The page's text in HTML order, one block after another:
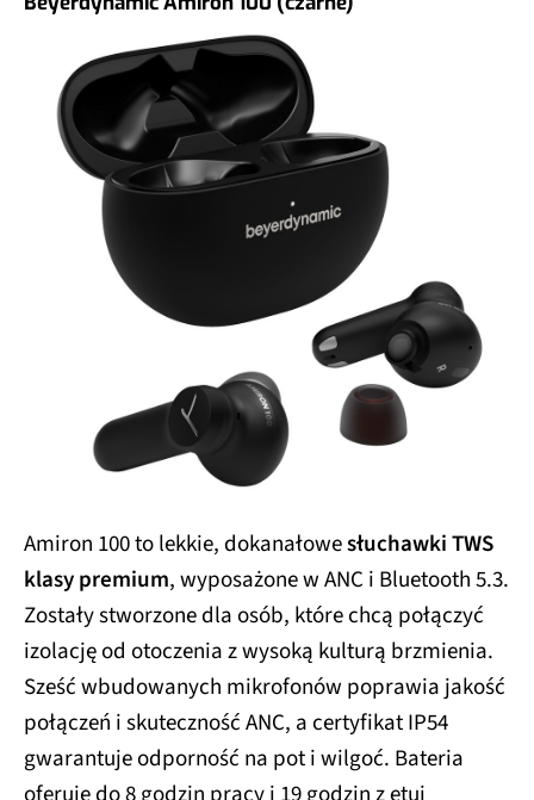
Amiron 100 to lekkie, dokanałowesłuchawki TWS
klasy premium, wyposażone w ANC i Bluetooth 5.3.
Zostały stworzone dla osób, które chcą połączyć
izolację od otoczenia z wysoką kulturą brzmienia.
Sześć wbudowanych mikrofonów poprawia jakość
połączeń i skuteczność ANC, a certyfikat IP54
gwarantuje odporność na pot i wilgoć. Bateria